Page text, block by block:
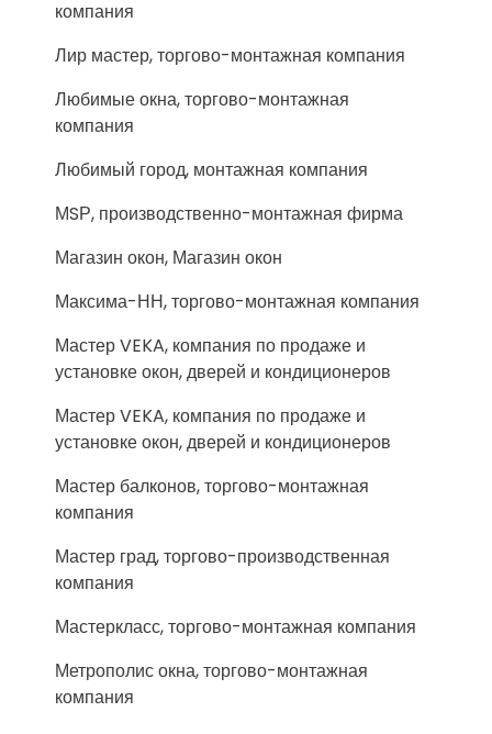
компания
Лир мастер, торгово-монтажная компания
Любимые окна, торгово-монтажная
компания
Любимый город, монтажная компания
МSР, производственно-монтажная фирма
Магазин окон, Магазин окон
Максима-НН, торгово-монтажная компания
Мастер VEKA, компания по продаже и
установке окон, дверей и кондиционеров
Мастер VEKA, компания по продаже и
установке окон, дверей и кондиционеров
Мастер балконов, торгово-монтажная
компания
Мастер град, торгово-производственная
компания
Мастеркласс, торгово-монтажная компания
Метрополис окна, торгово-монтажная
компания